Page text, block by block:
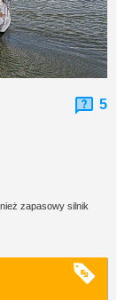
5
zapasowy silnik